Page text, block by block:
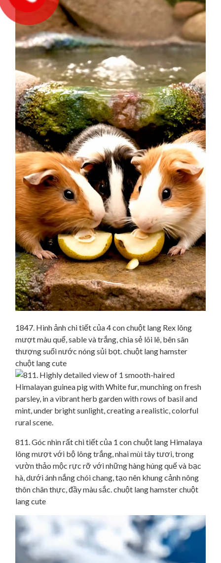
1847. Hình ảnh chi tiết của 4 con chuột lang Rex lông
mượt màu quế, sable và trắng, chia sẻ lõi lê, bên sân
thượng suối nước nóng sủi bọt. chuột lang hamster
chuột lang cute
811. Góc nhìn rất chi tiết của 1 con chuột lang Himalaya
lông mượt với bộ lông trắng, nhai mùi tây tươi, trong
vườn thảo mộc rực rỡ với những hàng húng quế và bạc
hà, dưới ánh nắng chói chang, tạo nên khung cảnh nông
thôn chân thực, đầy màu sắc. chuột lang hamster chuột
lang cute